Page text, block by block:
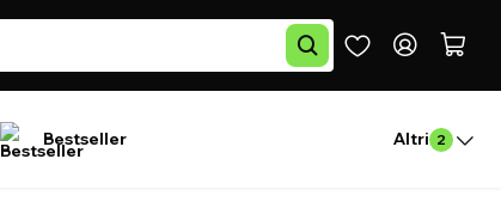
Bestseller Altri 2